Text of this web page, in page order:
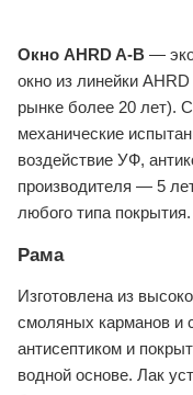
Окно AHRD A-B —
окно из линейки
рынке более 20 лет).
механические
воздействие УФ,
производителя — 5
любого типа покрытия.
Рама
Изготовлена из
смоляных карманов и
антисептиком и
водной основе. Лак